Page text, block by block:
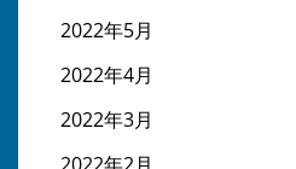
2022年5月
2022年4月
2022年3月